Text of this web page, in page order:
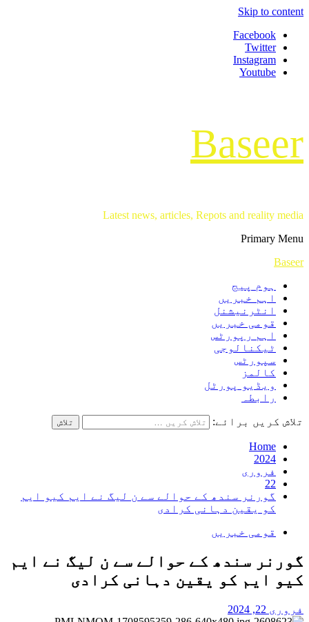
Skip to content
Facebook
Twitter
Instagram
Youtube
Baseer
Latest news, articles, Repots and reality media
Primary Menu
Baseer
ہوم پیج
اہم خبریں
انٹرنیشنل
قومی خبریں
اہم رپورٹس
ٹیکنالوجی
سپورٹس
کالمز
ویڈیو پورٹل
رابطہ
تلاش کریں برائے:
Home
2024
فروری
22
گورنر سندھ کے حوالے سے ن لیگ نے ایم کیو ایم
کو یقین دہانی کرادی
قومی خبریں
گورنر سندھ کے حوالے سے ن لیگ نے ایم
کیو ایم کو یقین دہانی کرادی
فروری 22, 2024